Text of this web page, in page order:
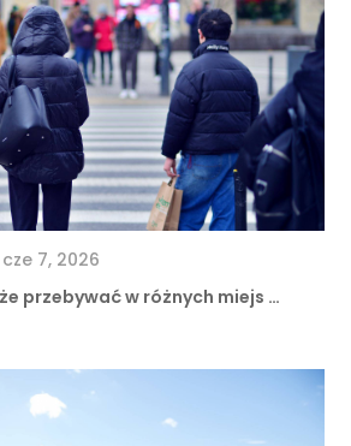
cze 7, 2026
przebywać w różnych miejs …